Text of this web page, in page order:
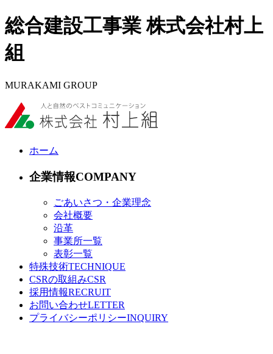
総合建設工事業 株式会社村上
組
MURAKAMI GROUP
ホーム
企業情報
ごあいさつ・企業理念
会社概要
沿革
事業所一覧
表彰一覧
特殊技術
CSRの取組み
採用情報
お問い合わせ
プライバシーポリシー